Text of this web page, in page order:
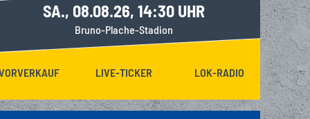
SA., 08.08.26, 14:30 UHR
Bruno-Plache-Stadion
LIVE-TICKER LOK-RADIO